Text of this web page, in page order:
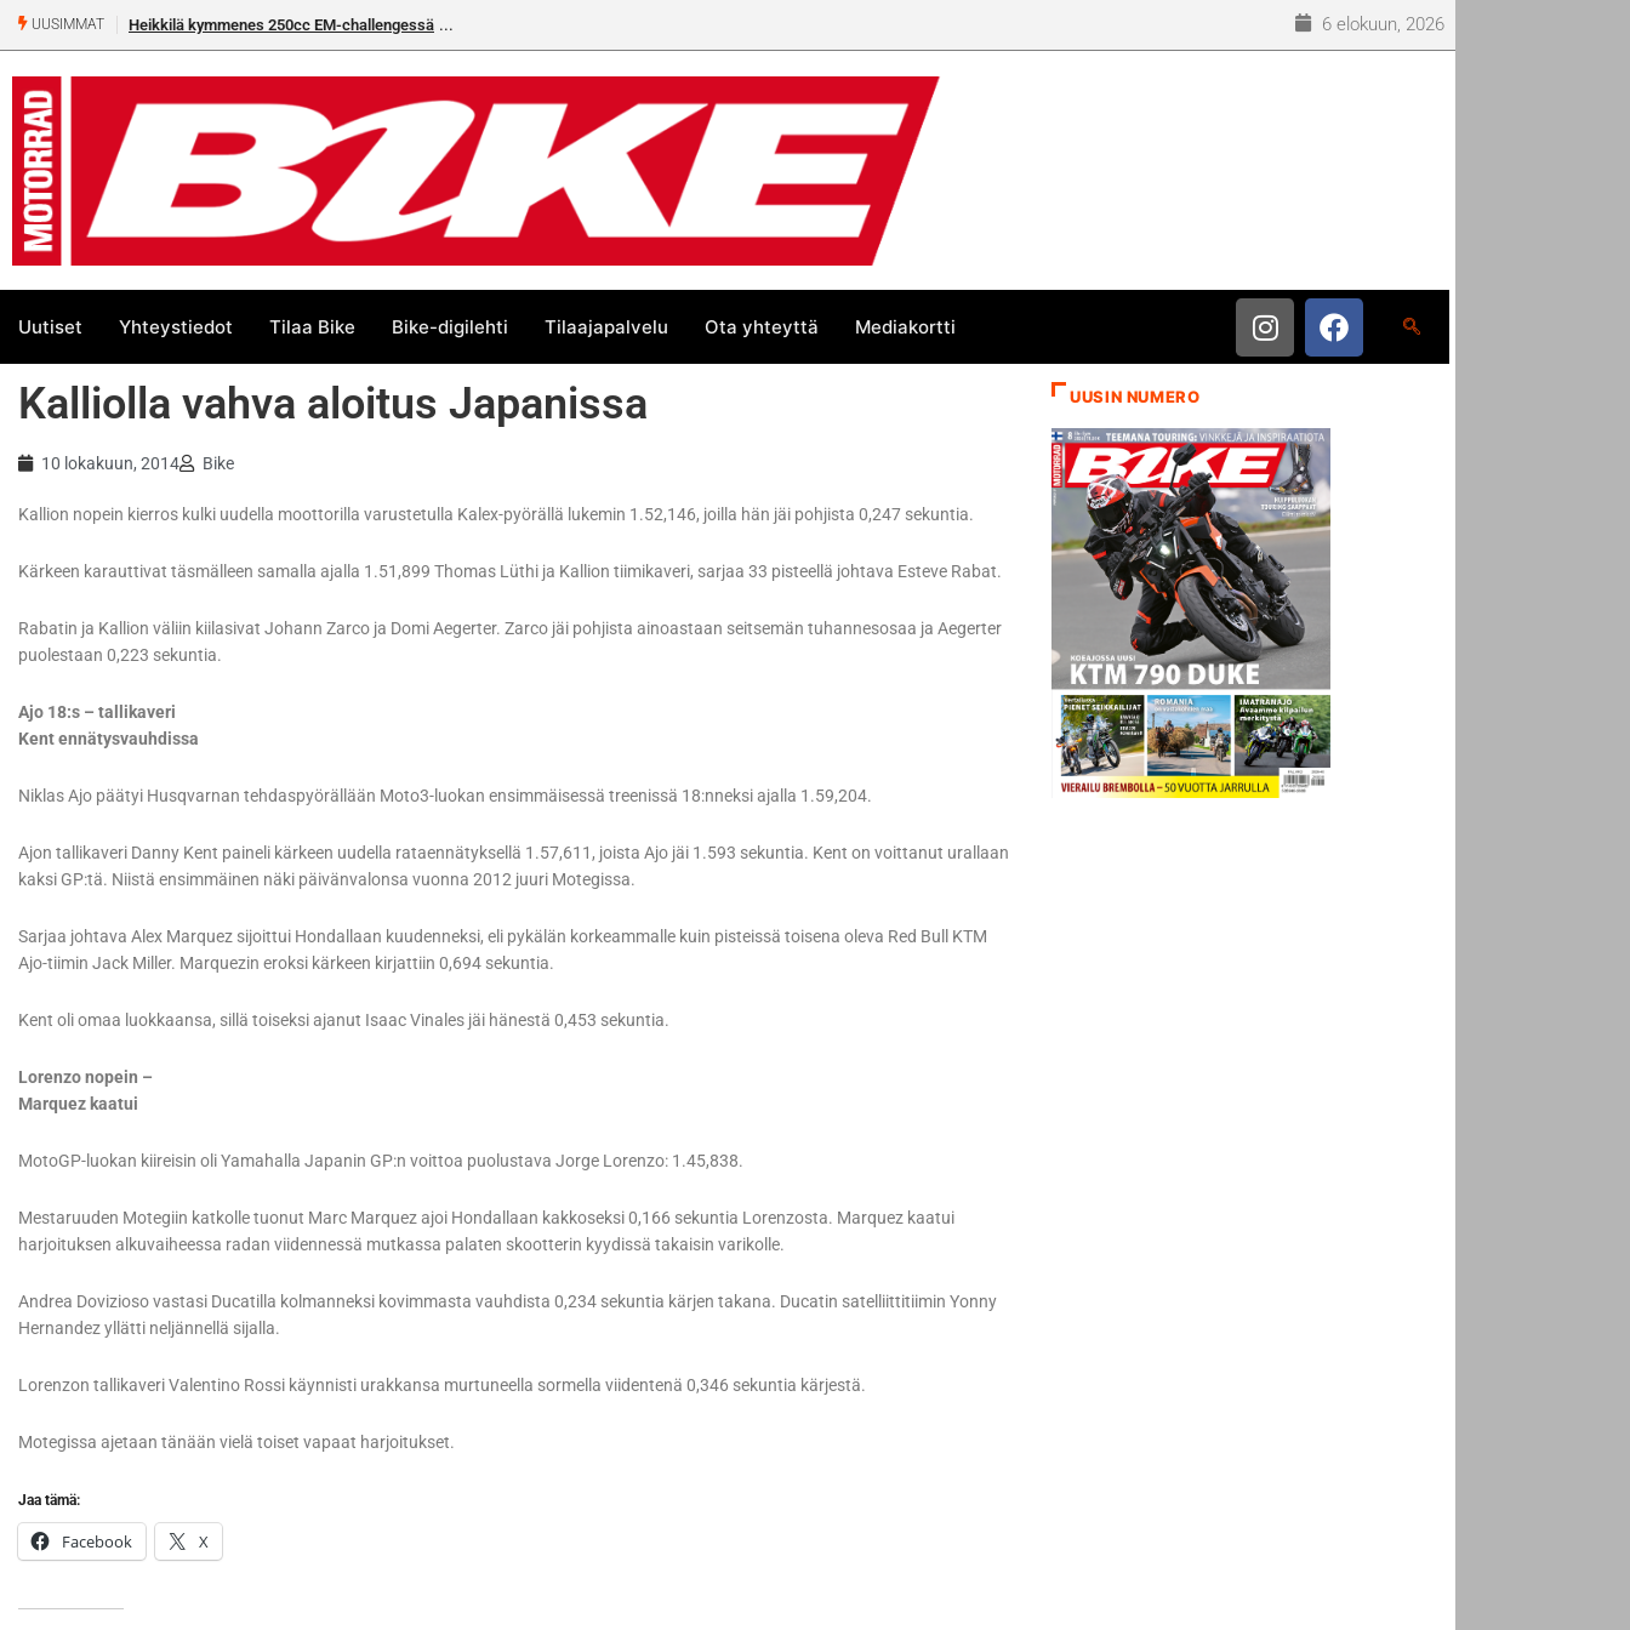
UUSIMMAT Heikkilä kymmenes 250cc EM-challengessä 6 elokuun, 2026
Uutiset Yhteystiedot Tilaa Bike Bike-digilehti Tilaajapalvelu Ota yhteyttä Mediakortti
Kalliolla vahva aloitus Japanissa
10 lokakuun, 2014 Bike
Kallion nopein kierros kulki uudella moottorilla varustetulla Kalex-pyörällä lukemin 1.52,146, joilla hän jäi pohjista 0,247 sekuntia.
Kärkeen karauttivat täsmälleen samalla ajalla 1.51,899 Thomas Lüthi ja Kallion tiimikaveri, sarjaa 33 pisteellä johtava Esteve Rabat.
Rabatin ja Kallion väliin kiilasivat Johann Zarco ja Domi Aegerter. Zarco jäi pohjista ainoastaan seitsemän tuhannesosaa ja Aegerter
puolestaan 0,223 sekuntia.
Ajo 18:s – tallikaveri
Kent ennätysvauhdissa
Niklas Ajo päätyi Husqvarnan tehdaspyörällään Moto3-luokan ensimmäisessä treenissä 18:nneksi ajalla 1.59,204.
Ajon tallikaveri Danny Kent paineli kärkeen uudella rataennätyksellä 1.57,611, joista Ajo jäi 1.593 sekuntia. Kent on voittanut urallaan
kaksi GP:tä. Niistä ensimmäinen näki päivänvalonsa vuonna 2012 juuri Motegissa.
Sarjaa johtava Alex Marquez sijoittui Hondallaan kuudenneksi, eli pykälän korkeammalle kuin pisteissä toisena oleva Red Bull KTM
Ajo-tiimin Jack Miller. Marquezin eroksi kärkeen kirjattiin 0,694 sekuntia.
Kent oli omaa luokkaansa, sillä toiseksi ajanut Isaac Vinales jäi hänestä 0,453 sekuntia.
Lorenzo nopein –
Marquez kaatui
MotoGP-luokan kiireisin oli Yamahalla Japanin GP:n voittoa puolustava Jorge Lorenzo: 1.45,838.
Mestaruuden Motegiin katkolle tuonut Marc Marquez ajoi Hondallaan kakkoseksi 0,166 sekuntia Lorenzosta. Marquez kaatui
harjoituksen alkuvaiheessa radan viidennessä mutkassa palaten skootterin kyydissä takaisin varikolle.
Andrea Dovizioso vastasi Ducatilla kolmanneksi kovimmasta vauhdista 0,234 sekuntia kärjen takana. Ducatin satelliittitiimin Yonny
Hernandez yllätti neljännellä sijalla.
Lorenzon tallikaveri Valentino Rossi käynnisti urakkansa murtuneella sormella viidentenä 0,346 sekuntia kärjestä.
Motegissa ajetaan tänään vielä toiset vapaat harjoitukset.
Jaa tämä:
Facebook X
UUSIN NUMERO